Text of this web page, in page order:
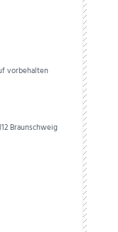
vorbehalten
Braunschweig